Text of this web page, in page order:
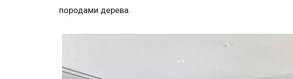
породами дерева.